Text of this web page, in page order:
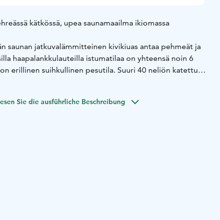
kätkössä, upea saunamaailma ikiomassa
saunan jatkuvalämmitteinen kivikiuas antaa pehmeät ja
haapalankkulauteilla istumatilaa on yhteensä noin 6
erillinen suihkullinen pesutila. Suuri 40 neliön katettu
viipyilevän rennosta tunnelmasta vielä hetki
Sie die ausführliche Beschreibung